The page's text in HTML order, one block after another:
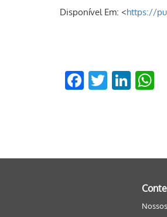
Disponível Em: <https://
Facebook
Twitter